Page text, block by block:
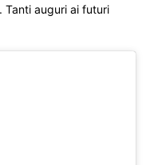
Tanti auguri ai futuri